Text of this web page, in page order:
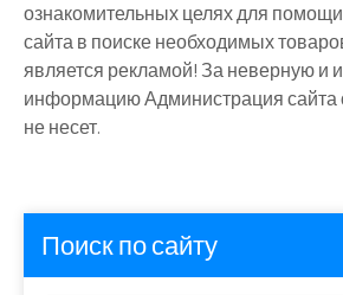
ознакомительных целях для
сайта в поиске необходимых
является рекламой! За неверную и
информацию Администрация сайта
не несет.
Поиск по сайту